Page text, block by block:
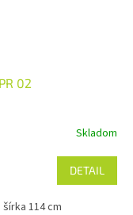
02
Skladom
DETAIL
šírka 114 cm